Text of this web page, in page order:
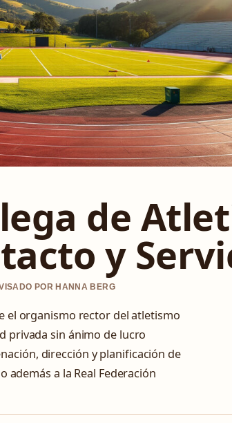
de
y
POR HANNA BERG
el organismo rector del atletismo
privada sin ánimo de lucro
dirección y planificación de
además a la Real Federación